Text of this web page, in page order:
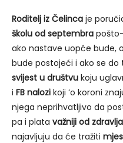
Roditelj iz Čelinca je
školu od septembra
ako nastave uopće bude,
bude postojeći i ako se
svijest u društvu koju
i FB nalozi koji ‘o koroni
njega neprihvatljivo da
pa i plata važniji od
najavljuju da će tražiti